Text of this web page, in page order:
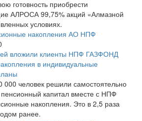
готовность приобрести
АЛРОСА 99,75% акций «Алмазной
условиях.
накопления АО НПФ
вложили клиенты НПФ ГАЗФОНД
в индивидуальные
000 человек решили самостоятельно
капитал вместе с НПФ
накопления. Это в 2,5 раза
ранее.